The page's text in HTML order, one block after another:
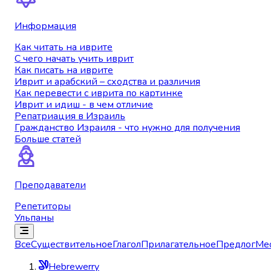
Информация
Как читать на иврите
С чего начать учить иврит
Как писать на иврите
Иврит и арабский – сходства и различия
Как перевести с иврита по картинке
Иврит и идиш - в чем отличие
Репатриация в Израиль
Гражданство Израиля - что нужно для получения
Больше статей
Преподаватели
Репетиторы
Ульпаны
ВсеСуществительноеГлаголПрилагательноеПредлог
Hebrewerry